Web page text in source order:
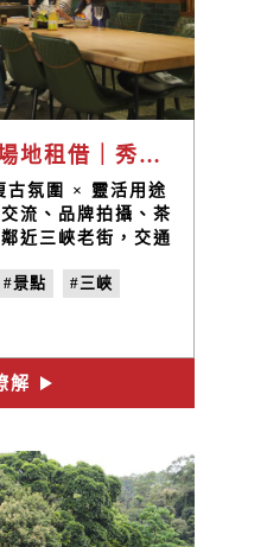
三峽包場、活動場地租借｜秀川居老宅，溫暖復古氛圍，企業、慶生聚會、拍攝首選
古氛圍 × 靈活用途
流、品牌拍攝、茶
近三峽老街，交通
#景點 #三峽
解